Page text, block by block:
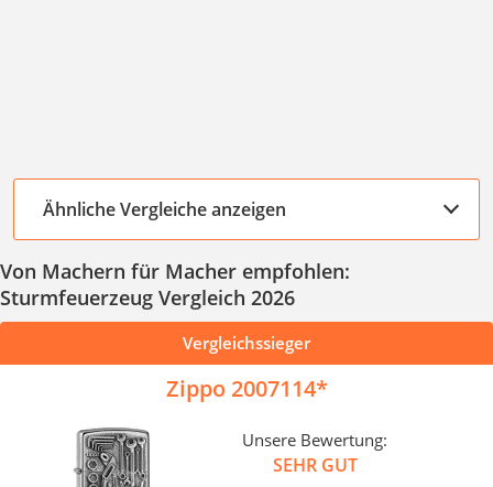
Ähnliche Vergleiche anzeigen
Von Machern für Macher empfohlen:
Sturmfeuerzeug Vergleich 2026
Vergleichssieger
Zippo 2007114
Unsere Bewertung:
SEHR GUT